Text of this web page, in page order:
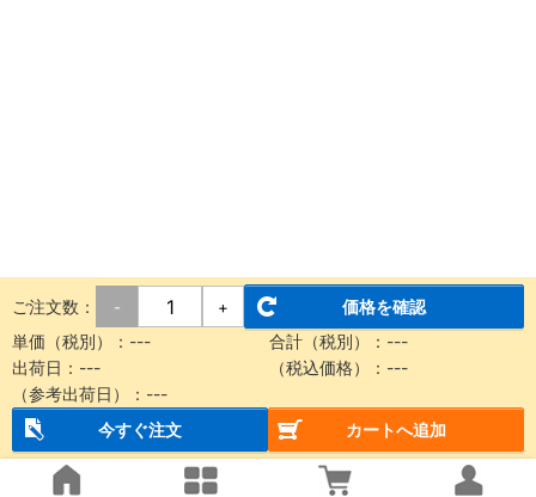
ご注文数： - +
価格を確認
単価（税別）： --- 合計（税別）： ---
出荷日： --- （税込価格）： ---
（参考出荷日）： ---
今すぐ注文
カートへ追加